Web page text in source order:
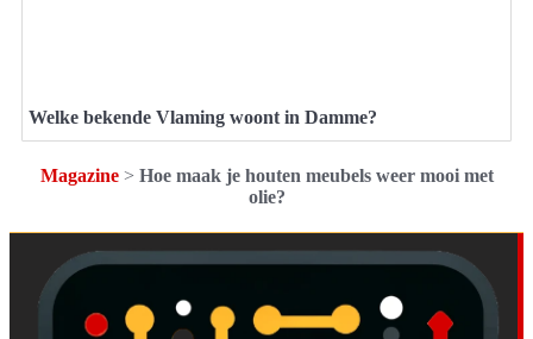
Welke bekende Vlaming woont in Damme?
Magazine> Hoe maak je houten meubels weer mooi met
olie?